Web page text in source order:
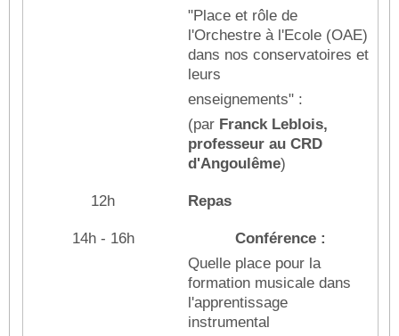
"Place et rôle de
l'Orchestre à l'Ecole (OAE)
dans nos conservatoires et
leurs
enseignements" :
(par Franck Leblois,
professeur au CRD
d'Angoulême)
12h Repas
14h - 16h
Conférence :
Quelle place pour la
formation musicale dans
l'apprentissage
instrumental